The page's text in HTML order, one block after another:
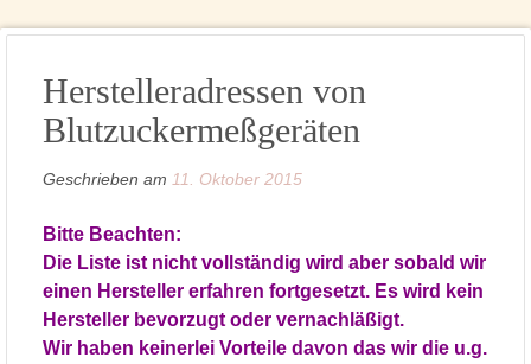
Herstelleradressen von
Blutzuckermeßgeräten
Geschrieben am 11. Oktober 2015
Bitte Beachten:
Die Liste ist nicht vollständig wird aber sobald wir
einen Hersteller erfahren fortgesetzt. Es wird kein
Hersteller bevorzugt oder vernachläßigt.
Wir haben keinerlei Vorteile davon das wir die u.g.